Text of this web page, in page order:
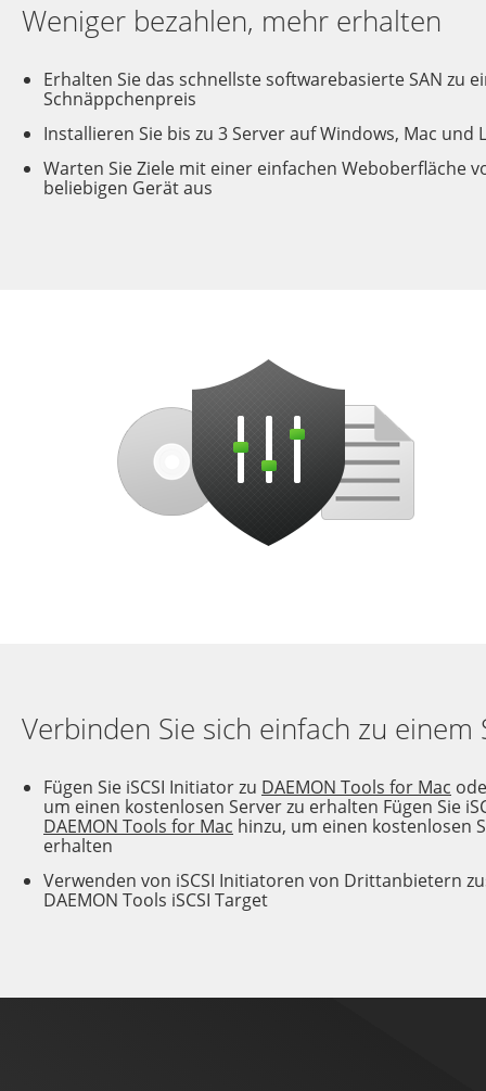
Weniger bezahlen, mehr erhalten
Erhalten Sie das schnellste softwarebasierte SAN zu
Schnäppchenpreis
Installieren Sie bis zu 3 Server auf Windows, Mac und
Warten Sie Ziele mit einer einfachen Weboberfläche
beliebigen Gerät aus
Verbinden Sie sich einfach zu einem
Fügen Sie iSCSI Initiator zu DAEMON Tools for Mac
um einen kostenlosen Server zu erhalten Fügen Sie
DAEMON Tools for Mac hinzu, um einen kostenlosen
erhalten
Verwenden von iSCSI Initiatoren von Drittanbietern
DAEMON Tools iSCSI Target